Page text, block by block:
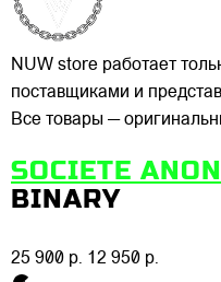
NUW store работает
поставщиками и
Все товары —
SOCIETE
BINARY
25 900 р. 12 950 р.